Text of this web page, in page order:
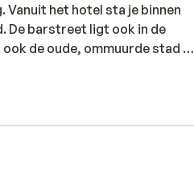
het hotel sta je binnen
De barstreet ligt ook in de
de oude, ommuurde stad en
's avonds staat er een